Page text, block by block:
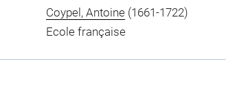
Coypel, Antoine(1661-1722)
Ecole française